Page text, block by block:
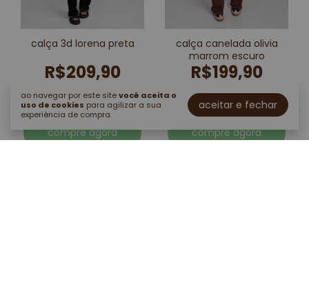
ao navegar por este sitevocê aceita o
uso de cookies para agilizar a sua
experiência de compra.
aceitar e fechar
calça 3d lorena preta
R$209,90
compre agora
calça canelada olivia
marrom escuro
R$199,90
compre agora